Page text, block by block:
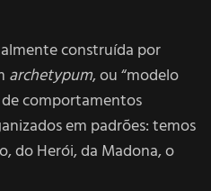
construída por
archetypum, ou “modelo
comportamentos
em padrões: temos
do Herói, da Madona, o